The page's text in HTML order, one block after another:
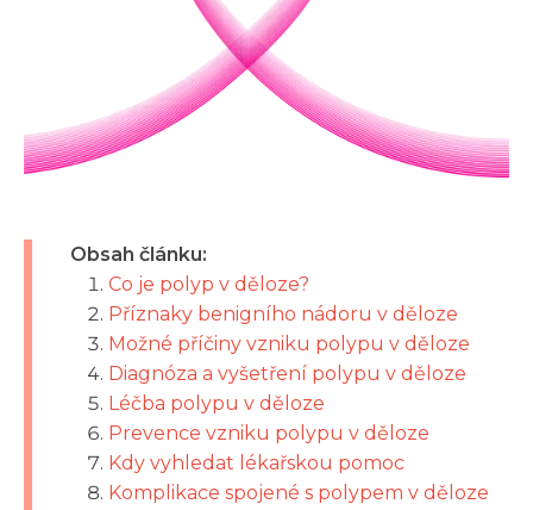
Obsah článku:
Co je polyp v děloze?
Příznaky benigního nádoru v děloze
Možné příčiny vzniku polypu v děloze
Diagnóza a vyšetření polypu v děloze
Léčba polypu v děloze
Prevence vzniku polypu v děloze
Kdy vyhledat lékařskou pomoc
Komplikace spojené s polypem v děloze